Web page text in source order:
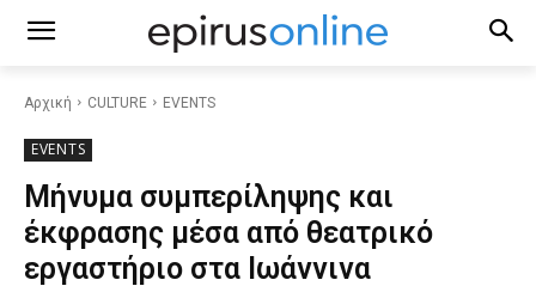
Αρχική CULTURE EVENTS
EVENTS
Μήνυμα συμπερίληψης και
έκφρασης μέσα από θεατρικό
εργαστήριο στα Ιωάννινα